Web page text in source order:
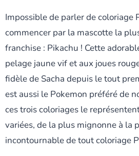
Impossible de parler de coloriage
commencer par la mascotte la
franchise : Pikachu ! Cette
pelage jaune vif et aux joues
fidèle de Sacha depuis le tout
est aussi le Pokemon préféré de
ces trois coloriages le
variées, de la plus mignonne à la
incontournable de tout coloriage